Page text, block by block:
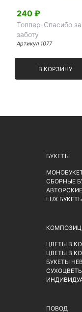
240 ₽
Топпер-Спасибо за
заботу
Артикул 1077
В КОРЗИНУ
БУКЕТЫ
СБОРНЫЕ
LUX
ЦВЕТЫ В
ЦВЕТЫ В
БУКЕТЫ
ПОВОД